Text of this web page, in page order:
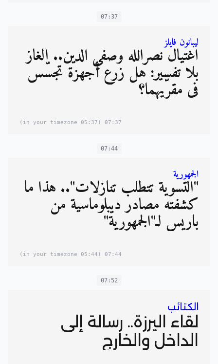
07:37
ليبانون فايلز
اغتيال نصرالله وصفي الدين.. ألغاز
بلا تفسير: هل زرع أجهزة تجسّس
في مقرّيهما؟
07:37
(05:37 in your timezone)
07:44
الجمهورية
"التسوية تتطلّب تنازلات".. هذا ما
كشفته مصادر ديبلوماسية من
باريس لـ"الجمهورية"
07:44
(05:44 in your timezone)
07:52
الكتائب
لقاء اليرزة.. رسالة إلى
الداخل والخارج